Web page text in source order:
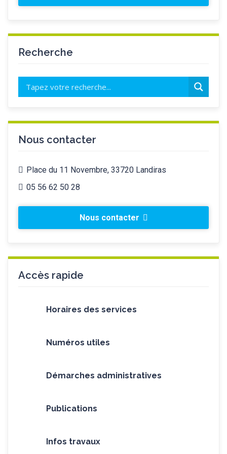
Recherche
Nous contacter
Place du 11 Novembre, 33720 Landiras
05 56 62 50 28
Nous contacter
Accès rapide
Horaires des services
Numéros utiles
Démarches administratives
Publications
Infos travaux